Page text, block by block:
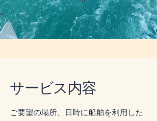
​サービス内容
ご要望の場所、日時に船舶を利用した